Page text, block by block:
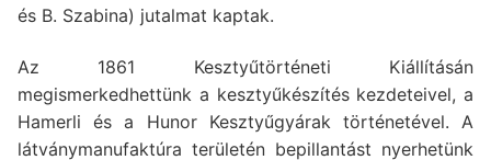
és B. Szabina) jutalmat kaptak.
Az 1861 Kesztyűtörténeti Kiállításán
megismerkedhettünk a kesztyűkészítés kezdeteivel, a
Hamerli és a Hunor Kesztyűgyárak történetével. A
látványmanufaktúra területén bepillantást nyerhetünk